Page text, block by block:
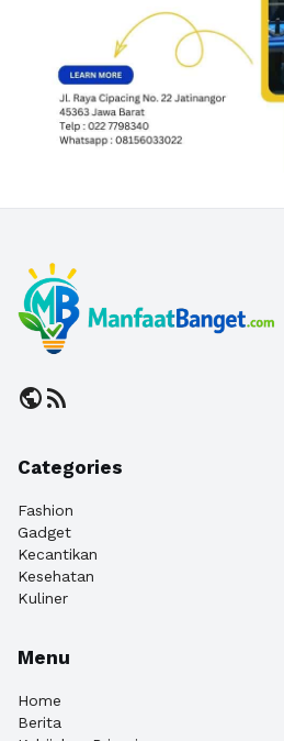
publicrss_feed
Categories
Fashion
Gadget
Kecantikan
Kesehatan
Kuliner
Menu
Home
Berita